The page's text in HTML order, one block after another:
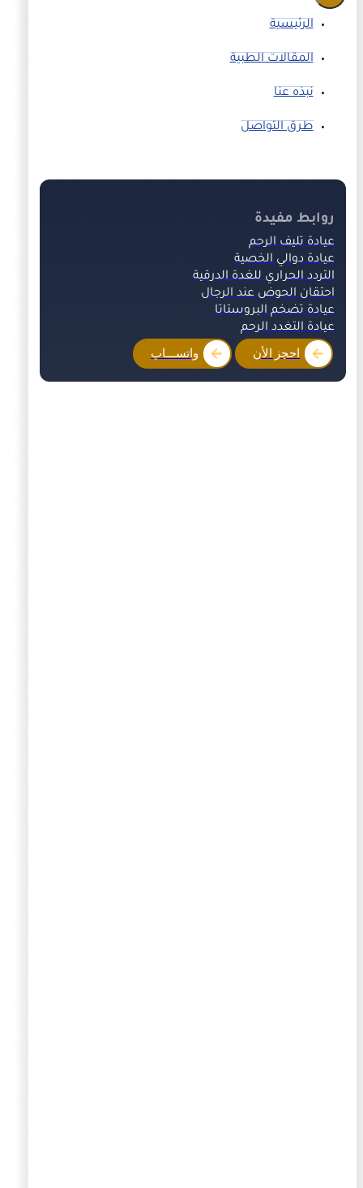
الرئيسية
المقالات الطبية
نبذه عنا
طرق التواصل
روابط مفيدة
عيادة تليف الرحم
عيادة دوالي الخصية
التردد الحراري للغدة الدرقية
احتقان الحوض عند الرجال
عيادة تضخم البروستاتا
عيادة التغدد الرحم
احجز الأن واتســـاب